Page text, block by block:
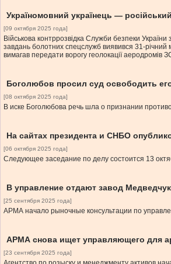
Україномовний українець —
[09 октября 2025 года]
Військова контррозвідка Служби безпеки
завдань болотних спецслужб виявився 31-річний
вимагав передати ворогу геолокації
Боголюбов просил суд освободить
[08 октября 2025 года]
В иске Боголюбова речь шла о признании
На сайтах президента и СНБО
[06 октября 2025 года]
Следующее заседание по делу состоится 13
В управление отдают завод
[25 сентября 2025 года]
АРМА начало рыночные консультации по
АРМА снова ищет управляющего для
[23 сентября 2025 года]